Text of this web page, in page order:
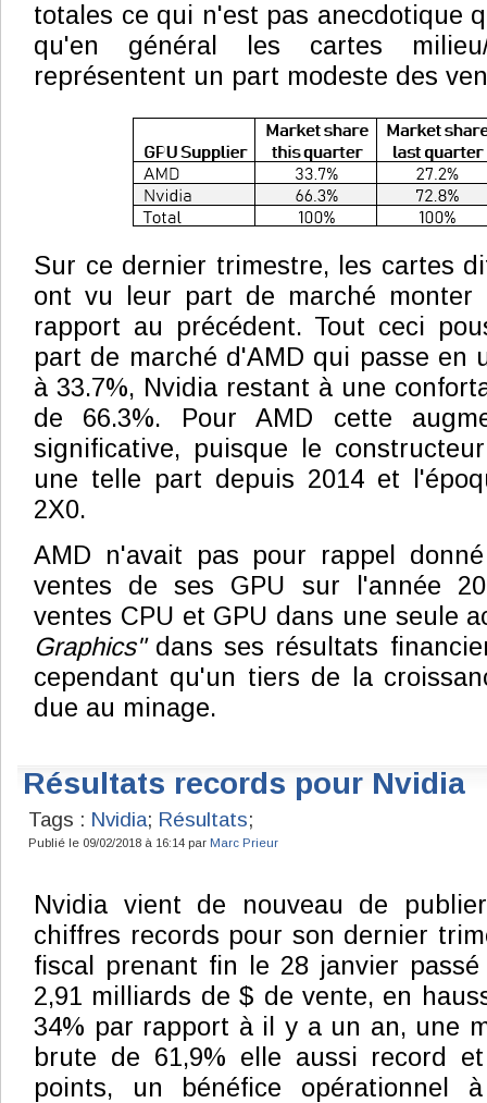
totales ce qui n'est pas anecdotique
qu'en général les cartes
représentent un part modeste des
Sur ce dernier trimestre, les cartes
ont vu leur part de marché monter
rapport au précédent. Tout ceci
part de marché d'AMD qui passe en
à 33.7%, Nvidia restant à une
de 66.3%. Pour AMD cette
significative, puisque le
une telle part depuis 2014 et
2X0.
AMD n'avait pas pour rappel
ventes de ses GPU sur l'année
ventes CPU et GPU dans une seule
Graphics"dans ses résultats
cependant qu'un tiers de la
due au minage.
Résultats records pour Nvidia
Tags : Nvidia; Résultats;
Publié le 09/02/2018 à 16:14 par Marc Prieur
Nvidia vient de nouveau de
chiffres records pour son dernier
fiscal prenant fin le 28 janvier passé
2,91 milliards de $ de vente, en
34% par rapport à il y a un an, une
brute de 61,9% elle aussi record
points, un bénéfice opérationnel